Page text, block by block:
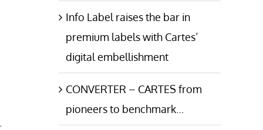
Info Label raises the bar in
premium labels with Cartes’
digital embellishment
CONVERTER – CARTES from
pioneers to benchmark…